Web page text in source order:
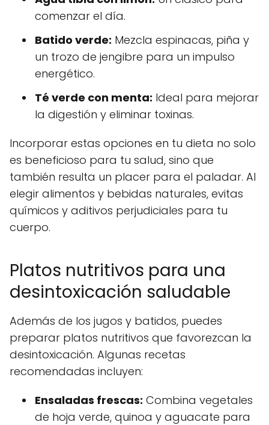
comenzar el día.
Batido verde: Mezcla espinacas, piña y
un trozo de jengibre para un impulso
energético.
Té verde con menta: Ideal para mejorar
la digestión y eliminar toxinas.
Incorporar estas opciones en tu dieta no solo
es beneficioso para tu salud, sino que
también resulta un placer para el paladar. Al
elegir alimentos y bebidas naturales, evitas
químicos y aditivos perjudiciales para tu
cuerpo.
Platos nutritivos para una
desintoxicación saludable
Además de los jugos y batidos, puedes
preparar platos nutritivos que favorezcan la
desintoxicación. Algunas recetas
recomendadas incluyen:
Ensaladas frescas: Combina vegetales
de hoja verde, quinoa y aguacate para